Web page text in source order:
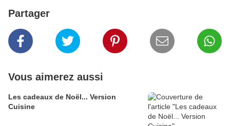
Partager
Vous aimerez aussi
Les cadeaux de Noël... Version
Cuisine